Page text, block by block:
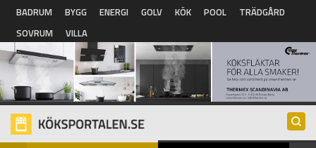
Hoppa till huvudinnehåll
BADRUM BYGG ENERGI GOLV KÖK POOL
TRÄDGÅRD
SOVRUM
VILLA